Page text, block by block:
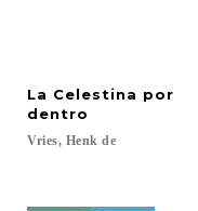
La Celestina por
dentro
Vries, Henk de